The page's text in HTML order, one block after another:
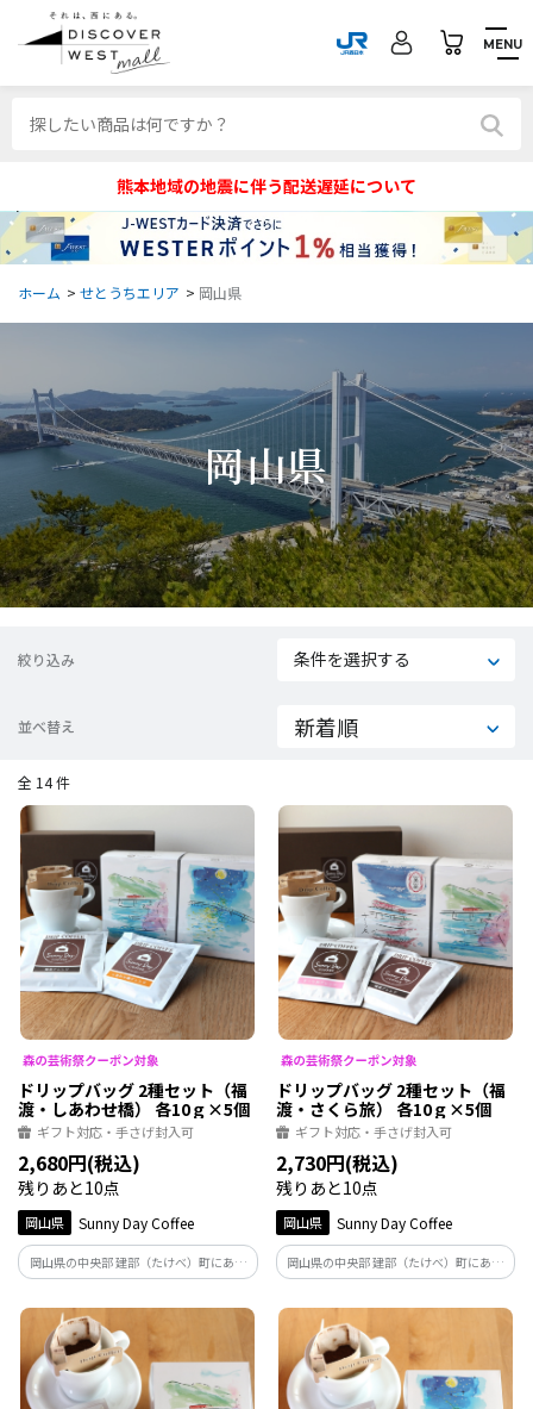
MENU
熊本地域の地震に伴う配送遅延について
ホーム > せとうちエリア > 岡山県
岡山県
絞り込み 条件を選択する
並べ替え
全 14 件
ドリップバッグ 2種セット（福
渡・しあわせ橋） 各10ｇ×5個
ギフト対応・手さげ封入可
2,680円(税込)
残りあと10点
岡山県 Sunny Day Coffee
岡山県の中央部 建部（たけべ）町にある
自家焙煎珈琲店Sunny Day Coffeeのご当地
ブレンド2種類がセットになりました。 手
軽なドリップバッグで、飲み比べも楽し
い深煎りと浅煎りタイプのセットです。
ドリップバッグ 2種セット（福
渡・さくら旅） 各10ｇ×5個
ギフト対応・手さげ封入可
2,730円(税込)
残りあと10点
岡山県 Sunny Day Coffee
岡山県の中央部 建部（たけべ）町にある
自家焙煎珈琲店 Sunny Day Coffeeのご当
地ブレンド2種類がセットになりました。
手軽なドリップバッグで、飲み比べも楽
しい深煎りと中煎りタイプのセットです。